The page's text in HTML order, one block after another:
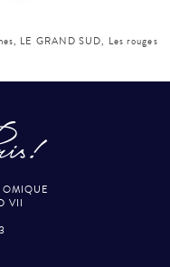
, LE GRAND SUD, Les rouges
VII